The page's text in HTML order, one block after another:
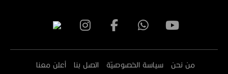
من نحن سياسة الخصوصيّة اتصل بنا أعلن معنا